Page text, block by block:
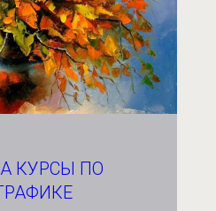
КУРСЫ ПО